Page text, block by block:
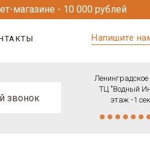
магазине - 10 000 рублей
Напишите
звонок
Ленинградское
ТЦ "Водный
этаж -1